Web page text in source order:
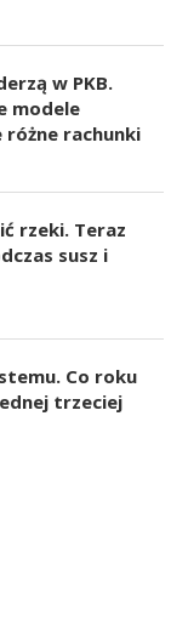
w PKB.
modele
różne rachunki
rzeki. Teraz
susz i
Co roku
trzeciej